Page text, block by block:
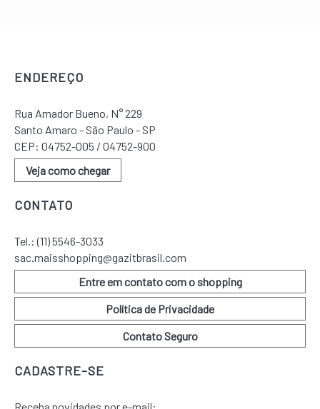
ENDEREÇO
Rua Amador Bueno, N° 229
Santo Amaro - São Paulo - SP
CEP: 04752-005 / 04752-900
Veja como chegar
CONTATO
Tel.:(11) 5546-3033
sac.maisshopping@gazitbrasil.com
Entre em contato com o shopping
Política de Privacidade
Contato Seguro
CADASTRE-SE